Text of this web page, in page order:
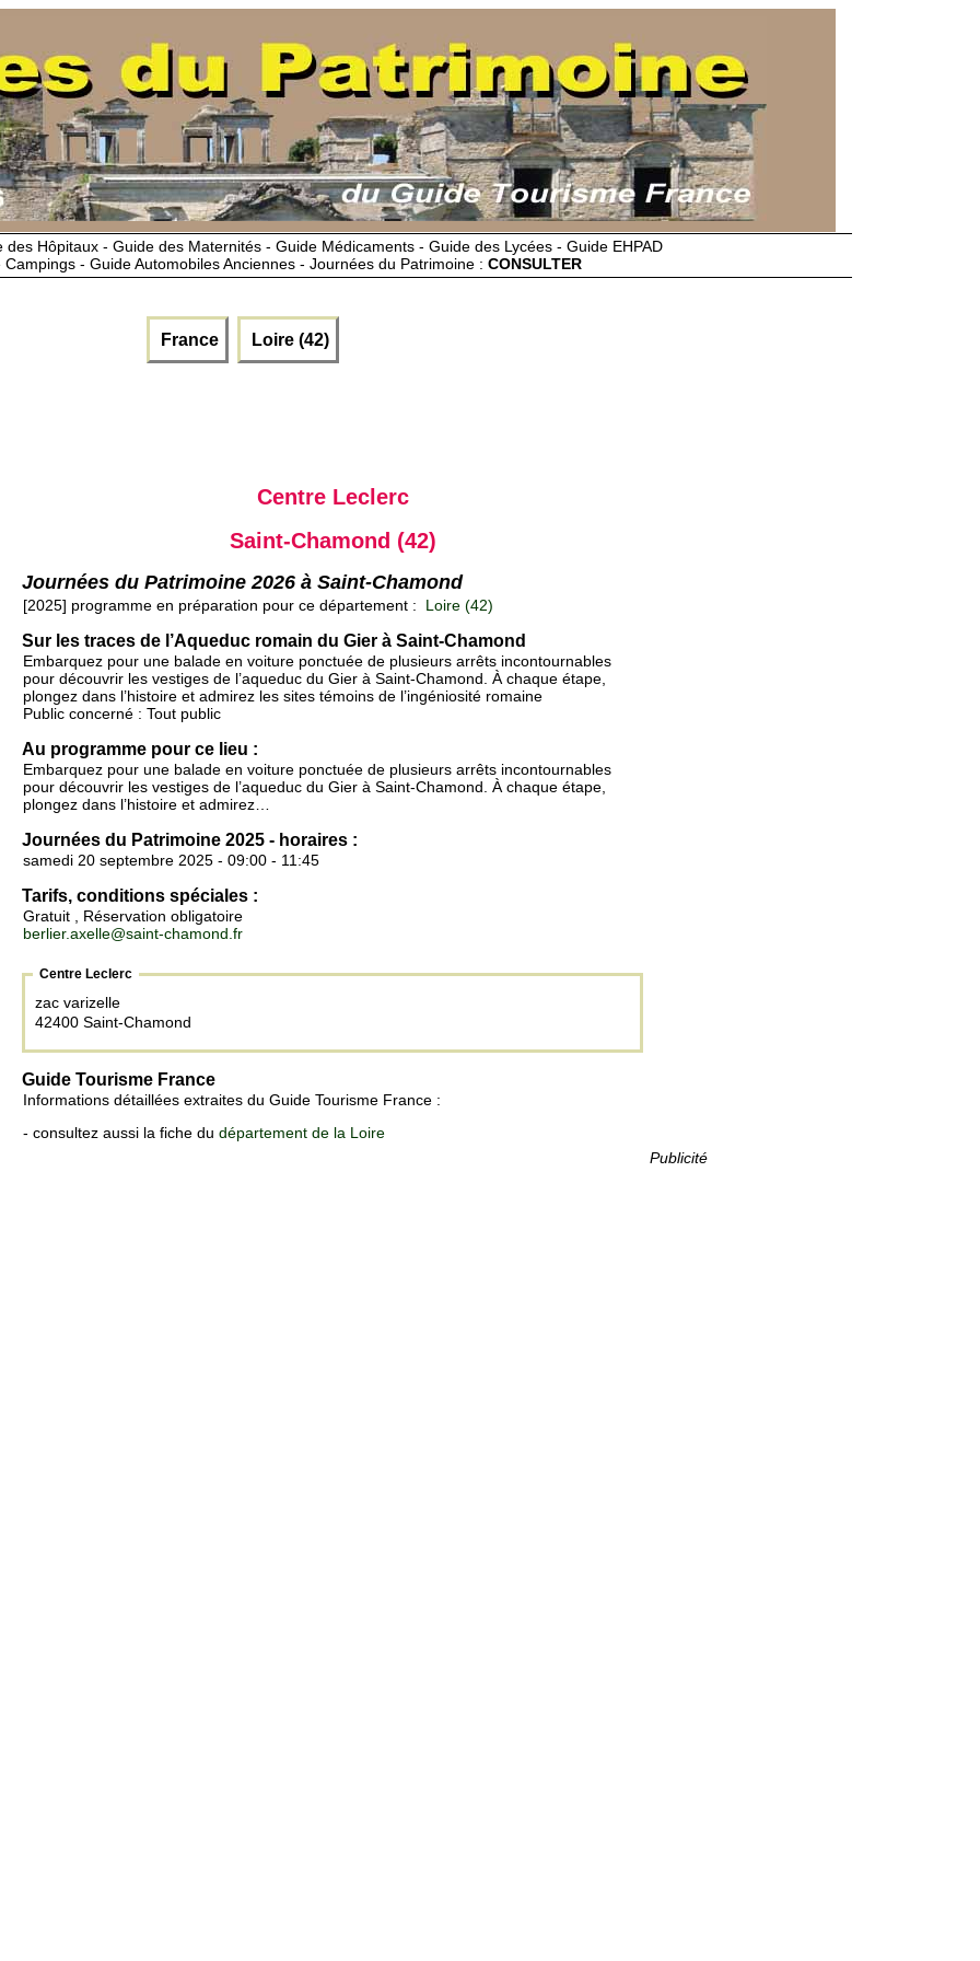
Hôpitaux - Guide des Maternités - Guide Médicaments - Guide des Lycées - Guide EHPAD
- Guide Automobiles Anciennes - Journées du Patrimoine : CONSULTER
France Loire (42)
Publicité
Centre Leclerc
Saint-Chamond (42)
Journées du Patrimoine 2026 à Saint-Chamond
[2025] programme en préparation pour ce département : Loire (42)
Sur les traces de l’Aqueduc romain du Gier à Saint-Chamond
Embarquez pour une balade en voiture ponctuée de plusieurs arrêts incontournables
pour découvrir les vestiges de l’aqueduc du Gier à Saint-Chamond. À chaque étape,
plongez dans l’histoire et admirez les sites témoins de l’ingéniosité romaine
Public concerné : Tout public
Au programme pour ce lieu :
Embarquez pour une balade en voiture ponctuée de plusieurs arrêts incontournables
pour découvrir les vestiges de l’aqueduc du Gier à Saint-Chamond. À chaque étape,
plongez dans l’histoire et admirez…
Journées du Patrimoine 2025 - horaires :
samedi 20 septembre 2025 - 09:00 - 11:45
Tarifs, conditions spéciales :
Gratuit , Réservation obligatoire
berlier.axelle@saint-chamond.fr
Centre Leclerc
zac varizelle
42400 Saint-Chamond
Guide Tourisme France
Informations détaillées extraites du Guide Tourisme France :
- consultez aussi la fiche du département de la Loire